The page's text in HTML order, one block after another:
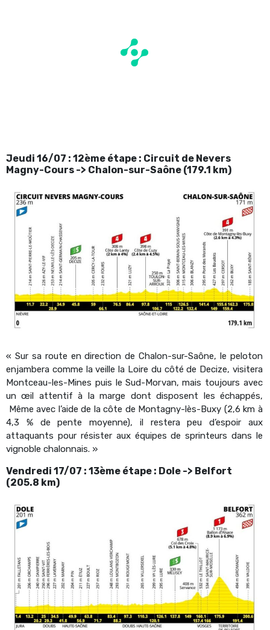
Jeudi 16/07 : 12ème étape : Circuit de Nevers
Magny-Cours -> Chalon-sur-Saône (179.1 km)
« Sur sa route en direction de Chalon-sur-Saône, le peloton
enjambera comme la veille la Loire du côté de Decize, visitera
Montceau-les-Mines puis le Sud-Morvan, mais toujours avec
un œil attentif à la marge dont disposent les échappés,
Même avec l’aide de la côte de Montagny-lès-Buxy (2,6 km à
4,3 % de pente moyenne), il restera peu d’espoir aux
attaquants pour résister aux équipes de sprinteurs dans le
vignoble chalonnais. »
Vendredi 17/07 : 13ème étape : Dole -> Belfort
(205.8 km)